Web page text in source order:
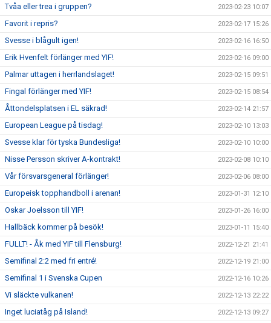
Tvåa eller trea i gruppen? 2023-02-23 10:07
Favorit i repris? 2023-02-17 15:26
Svesse i blågult igen! 2023-02-16 16:50
Erik Hvenfelt förlänger med YIF! 2023-02-16 09:00
Palmar uttagen i herrlandslaget! 2023-02-15 09:51
Fingal förlänger med YIF! 2023-02-15 08:54
Åttondelsplatsen i EL säkrad! 2023-02-14 21:57
European League på tisdag! 2023-02-10 13:03
Svesse klar för tyska Bundesliga! 2023-02-10 10:00
Nisse Persson skriver A-kontrakt! 2023-02-08 10:10
Vår försvarsgeneral förlänger! 2023-02-06 08:00
Europeisk topphandboll i arenan! 2023-01-31 12:10
Oskar Joelsson till YIF! 2023-01-26 16:00
Hallbäck kommer på besök! 2023-01-11 15:40
FULLT! - Åk med YIF till Flensburg! 2022-12-21 21:41
Semifinal 2:2 med fri entré! 2022-12-19 21:00
Semifinal 1 i Svenska Cupen 2022-12-16 10:26
Vi släckte vulkanen! 2022-12-13 22:22
Inget luciatåg på Island! 2022-12-13 09:27